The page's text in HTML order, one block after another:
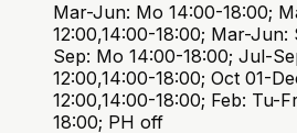
Mar-Jun: Mo 14:00-18:00;
12:00,14:00-18:00; Mar-
Sep: Mo 14:00-18:00; Jul-
12:00,14:00-18:00; Oct 01-
12:00,14:00-18:00; Feb: Tu-
18:00; PH off